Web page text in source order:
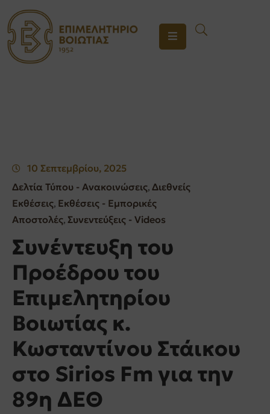
ΤΟ
ΕΠΙΜΕΛΗΤΗΡΙΟ
10 Σεπτεμβρίου, 2025
Δελτία Τύπου - Ανακοινώσεις‚ Διεθνείς
Εκθέσεις‚ Εκθέσεις - Εμπορικές
Αποστολές‚ Συνεντεύξεις - Videos
Συνέντευξη του
Προέδρου του
Επιμελητηρίου
Βοιωτίας κ.
Κωσταντίνου Στάικου
στο Sirios Fm για την
89η ΔΕΘ